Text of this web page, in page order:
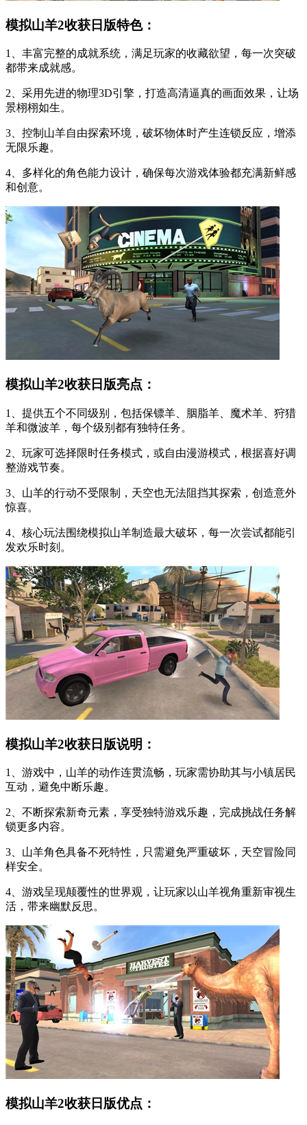
模拟山羊2收获日版特色：
1、丰富完整的成就系统，满足玩家的收藏欲望，每一次突破
都带来成就感。
2、采用先进的物理3D引擎，打造高清逼真的画面效果，让场
景栩栩如生。
3、控制山羊自由探索环境，破坏物体时产生连锁反应，增添
无限乐趣。
4、多样化的角色能力设计，确保每次游戏体验都充满新鲜感
和创意。
模拟山羊2收获日版亮点：
1、提供五个不同级别，包括保镖羊、胭脂羊、魔术羊、狩猎
羊和微波羊，每个级别都有独特任务。
2、玩家可选择限时任务模式，或自由漫游模式，根据喜好调
整游戏节奏。
3、山羊的行动不受限制，天空也无法阻挡其探索，创造意外
惊喜。
4、核心玩法围绕模拟山羊制造最大破坏，每一次尝试都能引
发欢乐时刻。
模拟山羊2收获日版说明：
1、游戏中，山羊的动作连贯流畅，玩家需协助其与小镇居民
互动，避免中断乐趣。
2、不断探索新奇元素，享受独特游戏乐趣，完成挑战任务解
锁更多内容。
3、山羊角色具备不死特性，只需避免严重破坏，天空冒险同
样安全。
4、游戏呈现颠覆性的世界观，让玩家以山羊视角重新审视生
活，带来幽默反思。
模拟山羊2收获日版优点：